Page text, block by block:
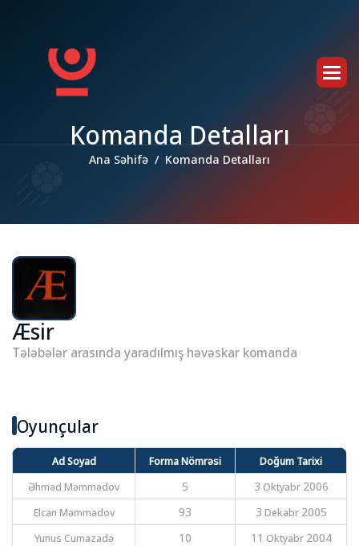
Komanda Detalları
Ana Səhifə Komanda Detalları
Æsir
Tələbələr arasında yaradılmış həvəskar komanda
Oyunçular
Ad Soyad Forma Nömrəsi
Doğum Tarixi
Əhməd Məmmədov
5
3 Oktyabr 2006
Elcan Məmmədov
93
3 Dekabr 2005
Yunus Cumazadə
10
11 Oktyabr 2004